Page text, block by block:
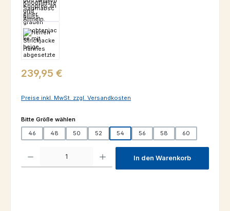
Regulärer Preis:
239,95 €
Preise inkl. MwSt. zzgl. Versandkosten
Bitte Größe wählenauswählen
46 48 50 52 54 56 58 60
Produkt Anzahl: Gib den gewünschten Wert ein oder benutze die
In den Warenkorb